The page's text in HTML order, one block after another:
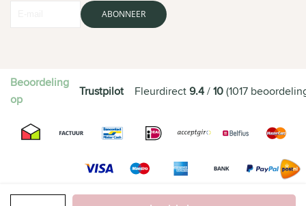
ABONNEER
Beoordeling
op
Trustpilot Fleurdirect9.4/10(1017